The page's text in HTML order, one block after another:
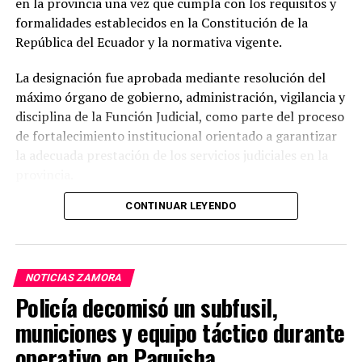
formalidades establecidos en la Constitución de la
República del Ecuador y la normativa vigente.
La designación fue aprobada mediante resolución del
máximo órgano de gobierno, administración, vigilancia y
disciplina de la Función Judicial, como parte del proceso
de fortalecimiento institucional orientado a garantizar
la adecuada prestación de los servicios judiciales en la
Luis Guillermo Gordillo Córdova es abogado, doctor en
Políticas y Económicas por la Universidad Nacional de
Loja. Además, obtuvo el título de magíster en Ciencias
Penales en la misma institución de educación superior y
cuenta con una especialización en Derecho Procesal
Penal por la Universidad Técnica Particular de Loja
(UTPL).
CONTINUAR LEYENDO
NOTICIAS ZAMORA
Policía decomisó un subfusil,
municiones y equipo táctico durante